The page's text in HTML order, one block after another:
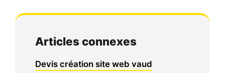
Articles connexes
Devis création site web vaud